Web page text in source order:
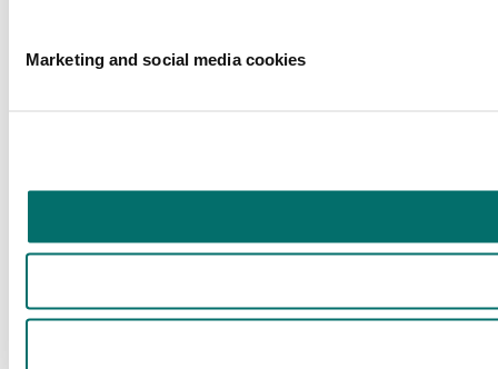
Marketing and social media cookies